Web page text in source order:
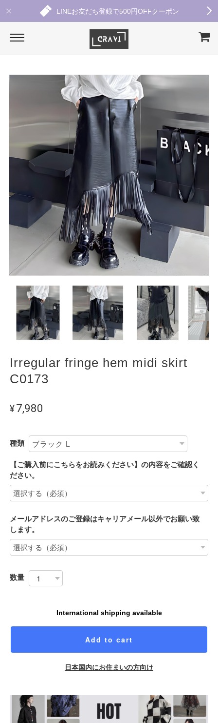
LINEお友だち登録で500円OFFクーポン
Irregular fringe hem midi skirt
C0173
¥7,980
種類
【ご購入前にこちらをお読みください】の内容をご確認く
ださい。
メールアドレスのご登録はキャリアメール以外でお願い致
します。
数量
International shipping available
Add to cart
日本国内にお住まいの方向け